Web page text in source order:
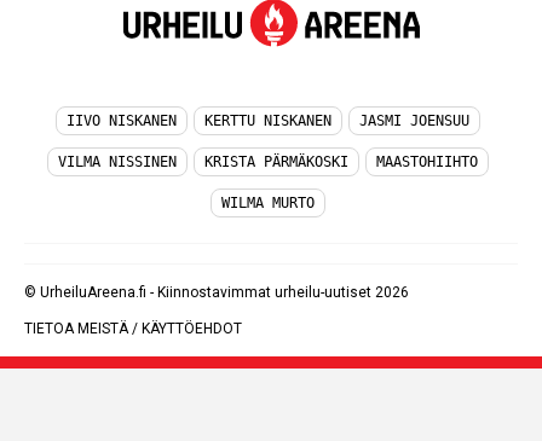
IIVO NISKANEN KERTTU NISKANEN JASMI JOENSUU
VILMA NISSINEN KRISTA PÄRMÄKOSKI MAASTOHIIHTO
WILMA MURTO
© UrheiluAreena.fi - Kiinnostavimmat urheilu-uutiset 2026
TIETOA MEISTÄ/ KÄYTTÖEHDOT